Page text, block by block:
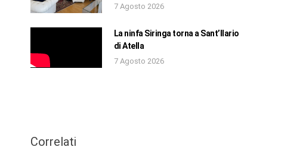
7 Agosto 2026
La ninfa Siringa torna a Sant’Ilario
di Atella
7 Agosto 2026
Correlati